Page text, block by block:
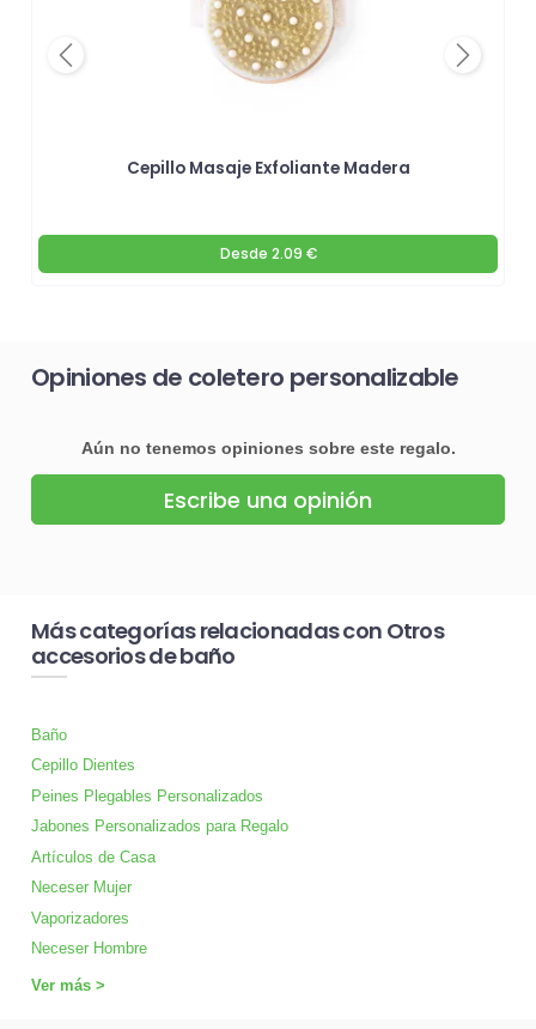
Cepillo Masaje Exfoliante Madera
Desde 2.09 €
Previous Next
Opiniones de coletero personalizable
Aún no tenemos opiniones sobre este regalo.
Escribe una opinión
Más categorías relacionadas con Otros
accesorios de baño
Baño
Cepillo Dientes
Peines Plegables Personalizados
Jabones Personalizados para Regalo
Artículos de Casa
Neceser Mujer
Vaporizadores
Neceser Hombre
Ver más >